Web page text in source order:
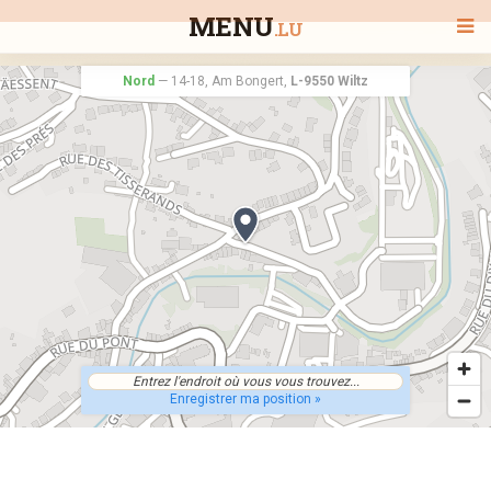
MENU.LU
BIENVENUE
TOUS LES RESTAURANTS
RECHERCHER UN RESTAURANT
Nord — 14-18, Am Bongert, L-9550 Wiltz
Enregistrer ma position »